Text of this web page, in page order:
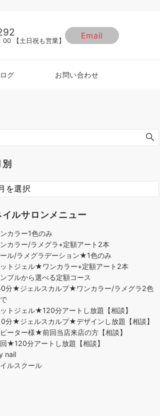
【土日祝も営業】
Email
グ お問い合わせ
別
イルサロンメニュー
カラー1色のみ
カラー/ラメグラ+定額アート2本
ル/ラメグラデーション★1色のみ
トジェル★ワンカラー+定額アート2本
プルから選べる定額コース
分★ジェルスカルプ★ワンカラー/ラメグラ2色
トジェル★120分アートし放題【相談】
分★ジェルスカルプ★デザインし放題【相談】
ピーター様★前回当店来店の方【相談】
★120分アートし放題【相談】
nail
ルスクール